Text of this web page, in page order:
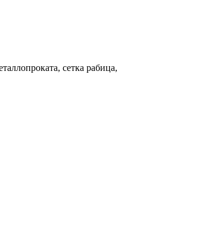
сетка рабица,